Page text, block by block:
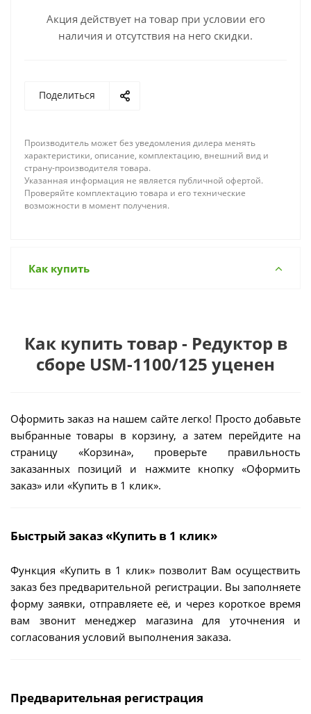
Акция действует на товар при условии его
наличия и отсутствия на него скидки.
Поделиться
Производитель может без уведомления дилера менять
характеристики, описание, комплектацию, внешний вид и
страну-производителя товара.
Указанная информация не является публичной офертой.
Проверяйте комплектацию товара и его технические
возможности в момент получения.
Как купить
Как купить товар - Редуктор в
сборе USM-1100/125 уценен
Оформить заказ на нашем сайте легко! Просто добавьте
выбранные товары в корзину, а затем перейдите на
страницу «Корзина», проверьте правильность
заказанных позиций и нажмите кнопку «Оформить
заказ» или «Купить в 1 клик».
Быстрый заказ «Купить в 1 клик»
Функция «Купить в 1 клик» позволит Вам осуществить
заказ без предварительной регистрации. Вы заполняете
форму заявки, отправляете её, и через короткое время
вам звонит менеджер магазина для уточнения и
согласования условий выполнения заказа.
Предварительная регистрация